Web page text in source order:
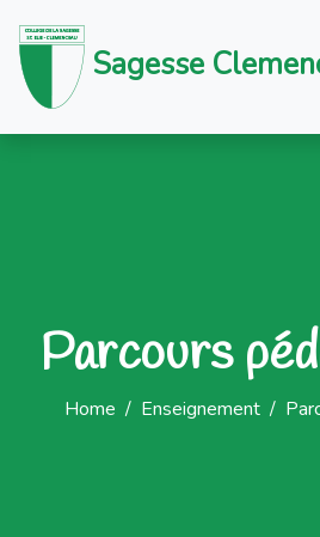
Sagesse
Parcours
Home / Enseignement /